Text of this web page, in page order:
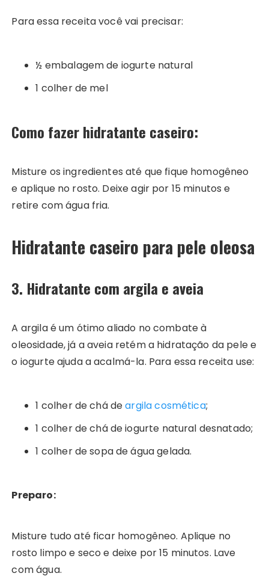
Para essa receita você vai precisar:
½ embalagem de iogurte natural
1 colher de mel
Como fazer hidratante caseiro:
Misture os ingredientes até que fique homogêneo
e aplique no rosto. Deixe agir por 15 minutos e
retire com água fria.
Hidratante caseiro para pele oleosa
3. Hidratante com argila e aveia
A argila é um ótimo aliado no combate à
oleosidade, já a aveia retém a hidratação da pele e
o iogurte ajuda a acalmá-la. Para essa receita use:
1 colher de chá deargila cosmética;
1 colher de chá de iogurte natural desnatado;
1 colher de sopa de água gelada.
Preparo:
Misture tudo até ficar homogêneo. Aplique no
rosto limpo e seco e deixe por 15 minutos. Lave
com água.